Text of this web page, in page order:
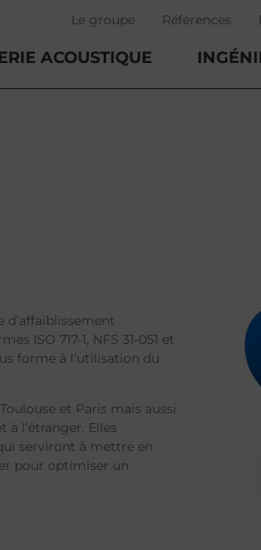
Le groupe Références
ACOUSTIQUE
d’affaiblissement
ISO 717-1, NFS 31-051 et
forme à l’utilisation du
et Paris mais aussi
l’étranger. Elles
serviront à mettre en
pour optimiser un